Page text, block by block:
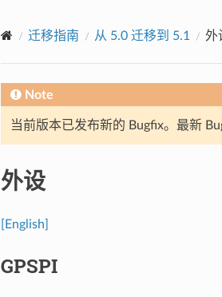
迁移指南 从 5.0 迁移到 5.1 外
Note
当前版本已发布新的 Bugfix。最新
外设
[English]
GPSPI